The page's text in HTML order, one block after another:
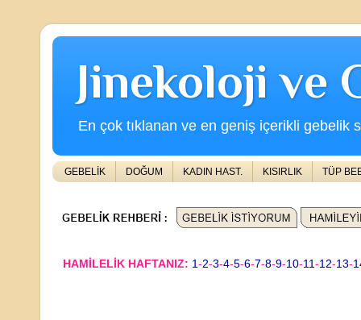
Jinekoloji ve
En çok tıklanan ve en geniş içerikli gebelik
GEBELİK DOĞUM KADIN HAST. KISIRLIK TÜP
HAMİLELİK HAFTANIZ: 1-2-3-4-5-6-7-8-9-10-11-12-13-